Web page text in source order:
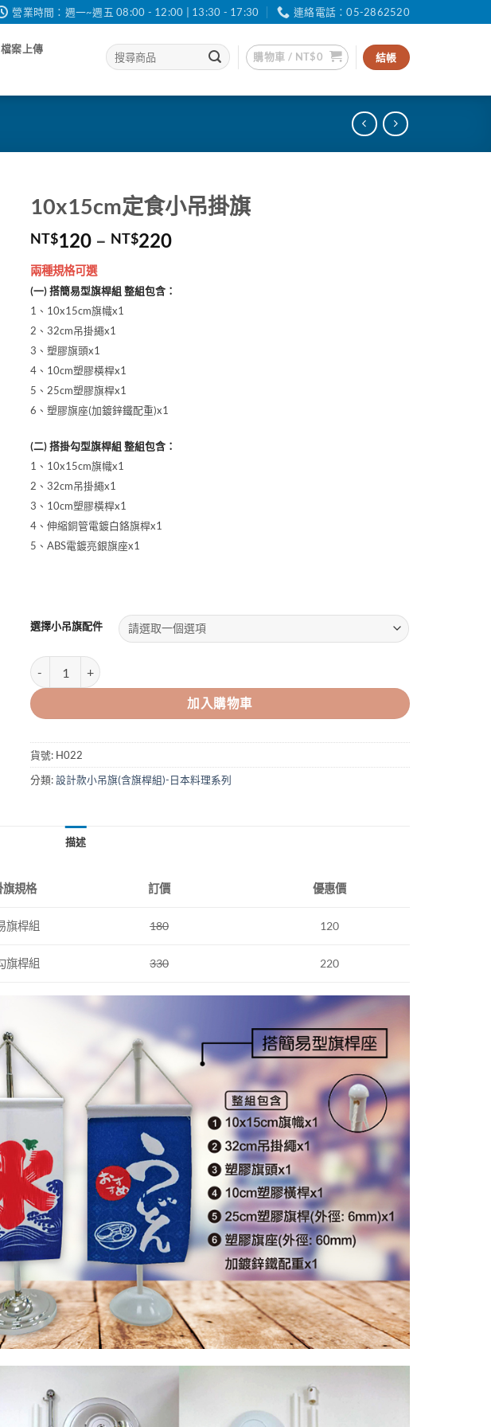
營業時間：週一~週五 08:00 - 12:00 | 13:30 - 17:30 連絡電話：05-2862520
檔案上傳
搜
尋
鍵
購物車 / NT$0 結帳
10x15cm定食小吊掛旗
NT$120 – NT$220價
圍：
兩種規格可選
(一) 搭簡易型旗桿組 整組包含：
1、10x15cm旗幟x1
2、32cm吊掛繩x1
3、塑膠旗頭x1
4、10cm塑膠橫桿x1
5、25cm塑膠旗桿x1
6、塑膠旗座(加鍍鋅鐵配重)x1
(二) 搭掛勾型旗桿組 整組包含：
1、10x15cm旗幟x1
2、32cm吊掛繩x1
3、10cm塑膠橫桿x1
4、伸縮銅管電鍍白鉻旗桿x1
5、ABS電鍍亮銀旗座x1
選擇小吊旗配件
10x15cm定食小吊掛旗 數量
加入購物車
貨號: H022
分類:設計款小吊旗(含旗桿組)-日本料理系列
描述
旗規格 訂價 優惠價
旗桿組 180 120
旗桿組 330 220